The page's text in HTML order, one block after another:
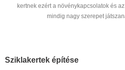
kertnek ezért a növénykapcsolatok és
mindig nagy szerepet
Sziklakertek építése